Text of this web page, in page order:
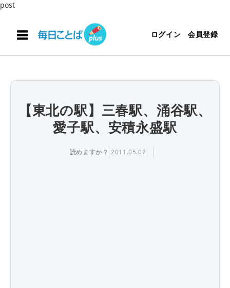
post
ログイン 会員登録
【東北の駅】三春駅、涌谷駅、
愛子駅、安積永盛駅
読めますか？ 2011.05.02